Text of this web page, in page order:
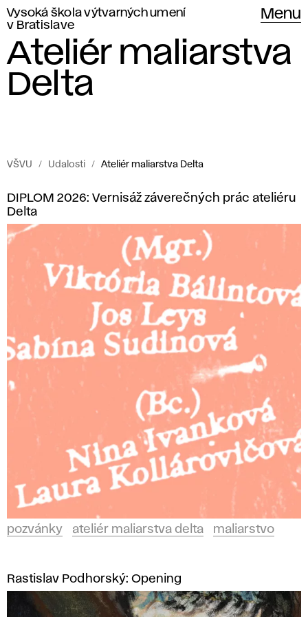
Vysoká škola výtvarných umení
v Bratislave
Menu
Ateliér maliarstva
Delta
VŠVU Udalosti Ateliér maliarstva Delta
A
t
é
r
a
r
Vysokej
školy
výtvarných
umení
v Bratislave.
DIPLOM 2026: Vernisáž záverečných prác ateliéru
Delta
pozvánky ateliér maliarstva delta maliarstvo
Rastislav Podhorský: Opening